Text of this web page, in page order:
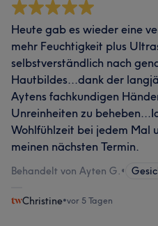
Heute gab es wieder eine
mehr Feuchtigkeit plus
selbstverständlich nach
Hautbildes...dank der
Aytens fachkundigen
Unreinheiten zu
Wohlfühlzeit bei jedem Mal
meinen nächsten Termin.
Behandelt von Ayten G.•
Christine•vor 5 Tagen